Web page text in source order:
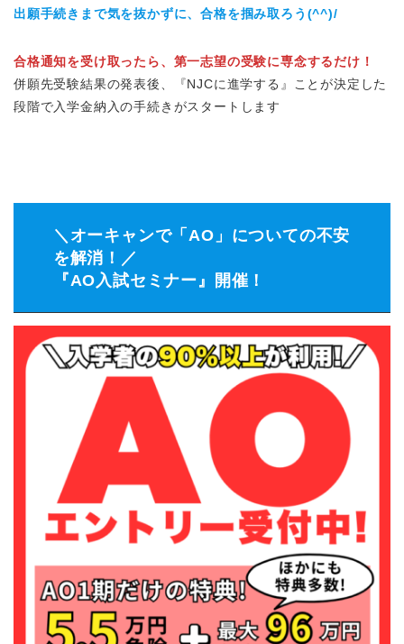
出願手続きまで気を抜かずに、合格を掴み取ろう(^^)/
合格通知を受け取ったら、第一志望の受験に専念するだけ！
併願先受験結果の発表後、『NJCに進学する』ことが決定した
段階で入学金納入の手続きがスタートします
＼オーキャンで「AO」についての不安
を解消！／
『AO入試セミナー』開催！